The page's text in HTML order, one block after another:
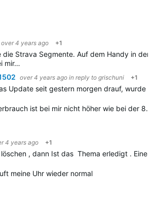
over 4 years ago +1
die Strava Segmente. Auf dem Handy in der
mir…
over 4 years ago in reply to grischuni +1
Update seit gestern morgen drauf, wurde
ist bei mir nicht höher wie bei der
4 years ago +1
, dann Ist das Thema erledigt . Eines
meine Uhr wieder normal